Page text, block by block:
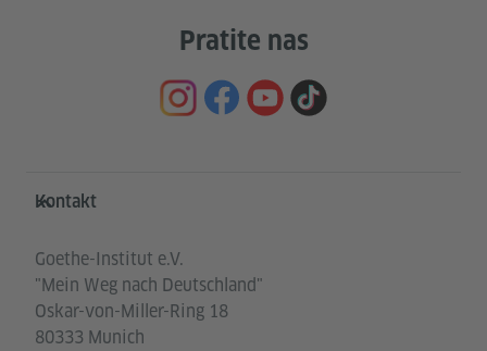
Pratite nas
Service- und Informationsbereich
Kontakt
Goethe-Institut e.V.
"Mein Weg nach Deutschland"
Oskar-von-Miller-Ring 18
80333 Munich